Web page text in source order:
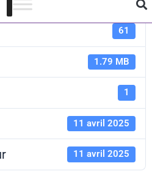
61
1.79 MB
1
11 avril 2025
11 avril 2025